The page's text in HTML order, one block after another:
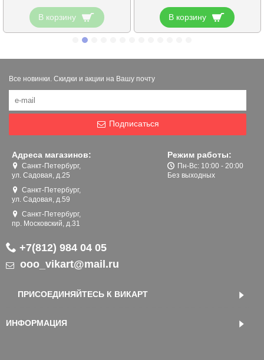
В корзину В корзину
Все новинки. Скидки и акции на Вашу почту
Подписаться
Адреса магазинов:
Санкт-Петербург,
ул. Садовая, д.25
Санкт-Петербург,
ул. Садовая, д.59
Санкт-Петербург,
пр. Московский, д.31
Режим работы:
Пн-Вс: 10:00 - 20:00
Без выходных
+7(812) 984 04 05
ooo_vikart@mail.ru
ПРИСОЕДИНЯЙТЕСЬ К ВИКАРТ
ИНФОРМАЦИЯ